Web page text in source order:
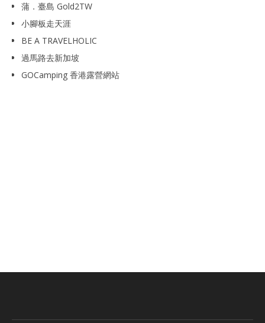
蒲．臺島 Gold2TW
小腳板走天涯
BE A TRAVELHOLIC
過馬路去新加坡
GOCamping 香港露營網站